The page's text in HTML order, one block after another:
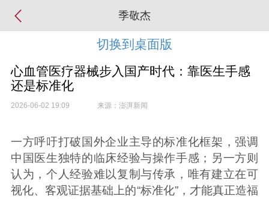
季敬杰
切换到桌面版
心血管医疗器械步入国产时代：靠医生手感
还是标准化
2026-06-02 19:09 来源：澎湃新闻
一方呼吁打破国外企业主导的标准化框架，强调
中国医生独特的临床经验与操作手感；另一方则
认为，个人经验难以复制与传承，唯有建立在可
视化、客观证据基础上的“标准化”，才能真正造福